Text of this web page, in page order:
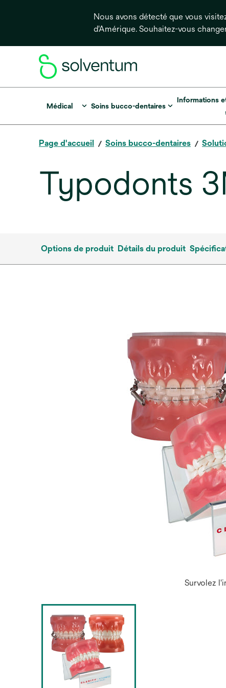
Nous avons détecté que vous
d'Amérique. Souhaitez-vous
Médical Soins bucco-dentaires
Informations
Page d'accueil Soins bucco-dentaires
Typodonts
Options de produit Détails du produit
Survolez